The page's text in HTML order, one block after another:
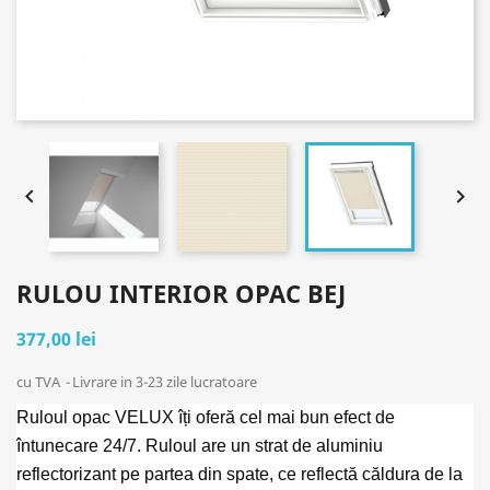
 
RULOU INTERIOR OPAC BEJ
377,00 lei
cu TVA Livrare in 3-23 zile lucratoare
Ruloul opac VELUX îți oferă cel mai bun efect de
întunecare 24/7. Ruloul are un strat de aluminiu
reflectorizant pe partea din spate, ce reflectă căldura de la